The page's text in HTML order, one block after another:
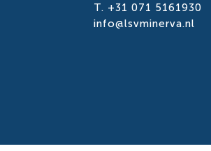
T. +31 071 5161930
info@lsvminerva.nl